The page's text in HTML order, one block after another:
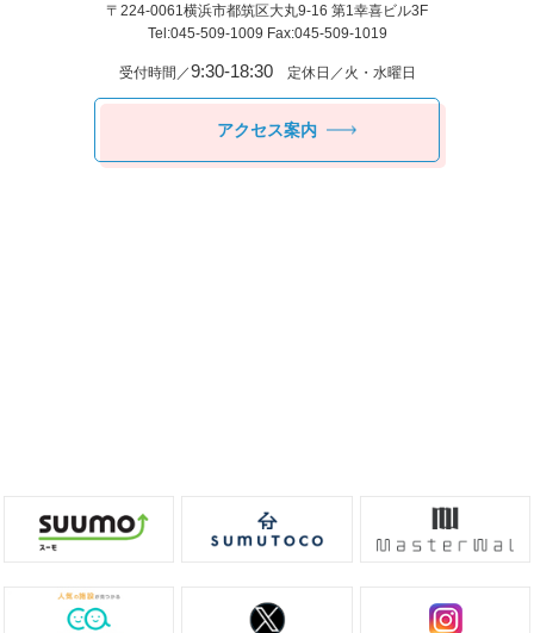
〒224-0061横浜市都筑区⼤丸9-16 第1幸喜ビル3F
Tel:045-509-1009 Fax:045-509-1019
受付時間／9:30-18:30定休日／火・水曜日
アクセス案内